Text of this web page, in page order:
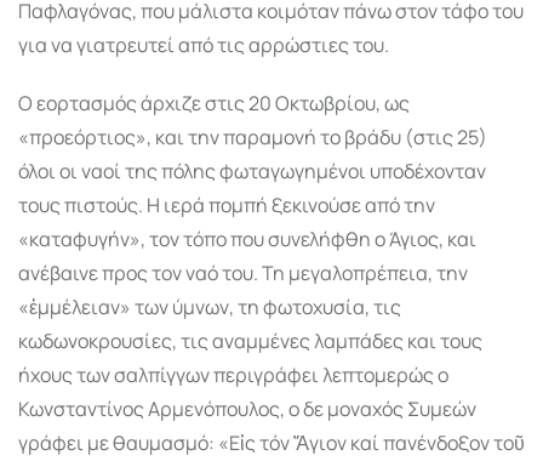
Παφλαγόνας, που µάλιστα κοιµόταν πάνω στον τάφο του
για να γιατρευτεί από τις αρρώστιες του.
Ο εορτασµός άρχιζε στις 20 Οκτωβρίου, ως
«προεόρτιος», και την παραµονή το βράδυ (στις 25)
όλοι οι ναοί της πόλης φωταγωγηµένοι υποδέχονταν
τους πιστούς. Η ιερά ποµπή ξεκινούσε από την
«καταφυγήν», τον τόπο που συνελήφθη ο Άγιος, και
ανέβαινε προς τον ναό του. Τη µεγαλοπρέπεια, την
«ἐµµέλειαν» των ύµνων, τη φωτοχυσία, τις
κωδωνοκρουσίες, τις αναµµένες λαµπάδες και τους
ήχους των σαλπίγγων περιγράφει λεπτοµερώς ο
Κωνσταντίνος Αρµενόπουλος, ο δε µοναχός Συµεών
γράφει µε θαυµασµό: «Εἰς τόν Ἅγιον καί πανένδοξον τοῦ